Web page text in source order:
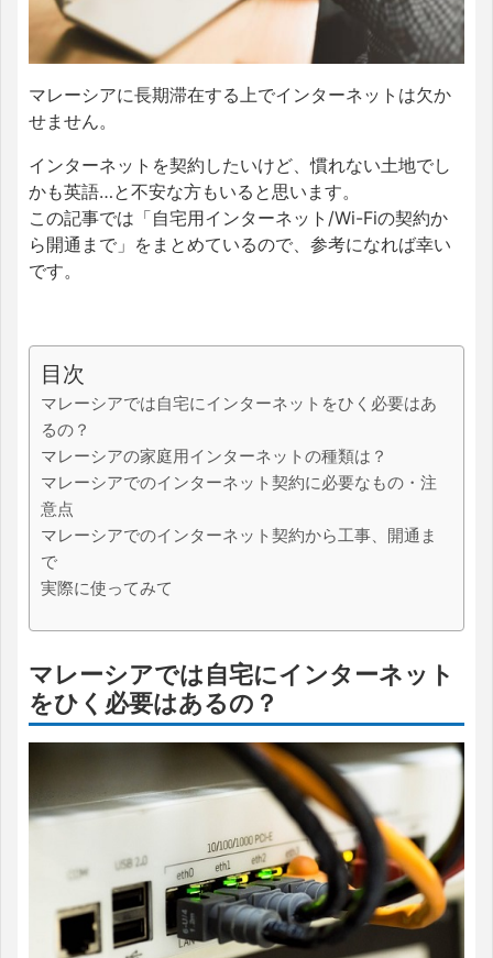
マレーシアに長期滞在する上でインターネットは欠か
せません。
インターネットを契約したいけど、慣れない土地でし
かも英語…と不安な方もいると思います。
この記事では「自宅用インターネット/Wi-Fiの契約か
ら開通まで」をまとめているので、参考になれば幸い
です。
目次
マレーシアでは自宅にインターネットをひく必要はあ
るの？
マレーシアの家庭用インターネットの種類は？
マレーシアでのインターネット契約に必要なもの・注
意点
マレーシアでのインターネット契約から工事、開通ま
で
実際に使ってみて
マレーシアでは自宅にインターネット
をひく必要はあるの？